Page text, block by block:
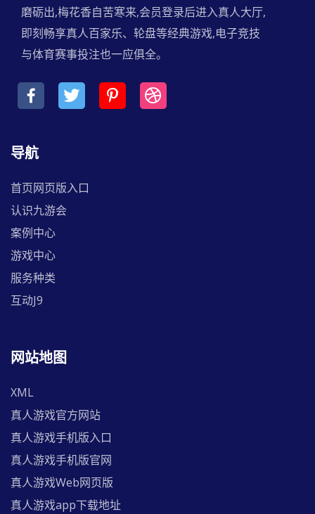
磨砺出,梅花香自苦寒来,会员登录后进入真人大厅,
即刻畅享真人百家乐、轮盘等经典游戏,电子竞技
与体育赛事投注也一应俱全。
导航
首页网页版入口
认识九游会
案例中心
游戏中心
服务种类
互动J9
网站地图
XML
真人游戏官方网站
真人游戏手机版入口
真人游戏手机版官网
真人游戏Web网页版
真人游戏app下载地址